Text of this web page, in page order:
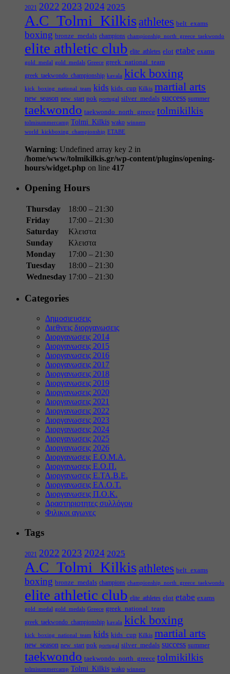
2021 2022 2023 2024 2025
A.C_Tolmi_Kilkis athletes belt_exams
boxing bronze_medals champions championship_north_greece_taekwondo
elite athletic club elite_athletes elot etabe exams
gold_medal gold_medals Greece greek_national_team
greek_taekwondo_championship kavala kick boxing
kick_boxing_national_team kids kids_cup Kilkis martial arts
new_season new_start pok portugal silver_medals success summer
taekwondo taekwondo_north_greece tolmikilkis
tolmisummercamp Tolmi_Kilkis wako winners
world_kickboxing_championship ΕΤΑΒΕ
Warning: Undefined array key 2 in
/home/www/tolmikilkis.gr/wp-content/plugins/opening-
hours/widget.php on line 417
Opening Hours
Thursday
18:00 – 21:30
Friday
17:00 – 21:30
Saturday
Κλειστα
Sunday
Κλειστα
Monday
17:00 – 21:30
Tuesday
18:00 – 21:30
Wednesday 17:00 – 21:30
Categories
Δημοσιευσεις
Διεθνεις διοργανωσεις
Διοργανωσεις 2014
Διοργανωσεις 2015
Διοργανωσεις 2016
Διοργανωσεις 2017
Διοργανωσεις 2018
Διοργανωσεις 2019
Διοργανωσεις 2020
Διοργανωσεις 2021
Διοργανωσεις 2022
Διοργανωσεις 2023
Διοργανωσεις 2024
Διοργανωσεις 2025
Διοργανωσεις 2026
Διοργανωσεις Ε.Ο.Μ.Α.
Διοργανωσεις Ε.Ο.Π.
Διοργανωσεις Ε.ΤΑ.Β.Ε.
Διοργανωσεις ΕΛ.Ο.Τ.
Διοργανωσεις Π.Ο.Κ.
Δραστηριοτητες συλλόγου
Φιλικοι αγωνες
Tags
2021 2022 2023 2024 2025
A.C_Tolmi_Kilkis athletes belt_exams
boxing bronze_medals champions championship_north_greece_taekwondo
elite athletic club elite_athletes elot etabe exams
gold_medal gold_medals Greece greek_national_team
greek_taekwondo_championship kavala kick boxing
kick_boxing_national_team kids kids_cup Kilkis martial arts
new_season new_start pok portugal silver_medals success summer
taekwondo taekwondo_north_greece tolmikilkis
tolmisummercamp Tolmi_Kilkis wako winners